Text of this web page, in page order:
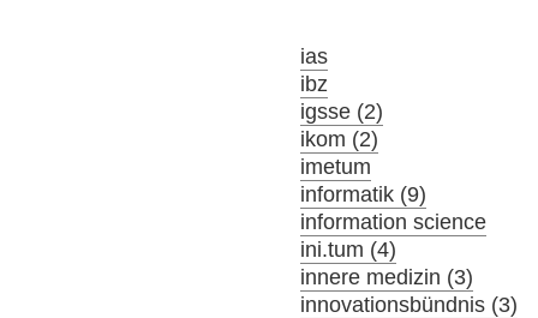
ias
ibz
igsse (2)
ikom (2)
imetum
informatik (9)
information science
ini.tum (4)
innere medizin (3)
innovationsbündnis (3)